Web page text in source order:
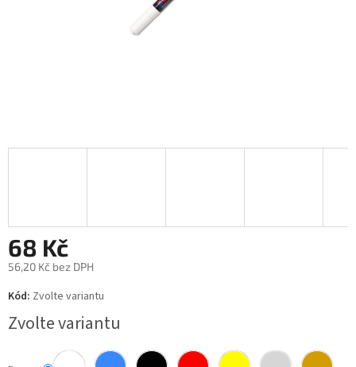
68 Kč
56,20 Kč bez DPH
Měrná
cena:
Kód: Zvolte variantu
Zvolte variantu